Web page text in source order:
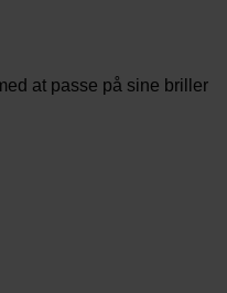
at passe på sine briller